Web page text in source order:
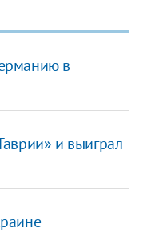
в
и выиграл